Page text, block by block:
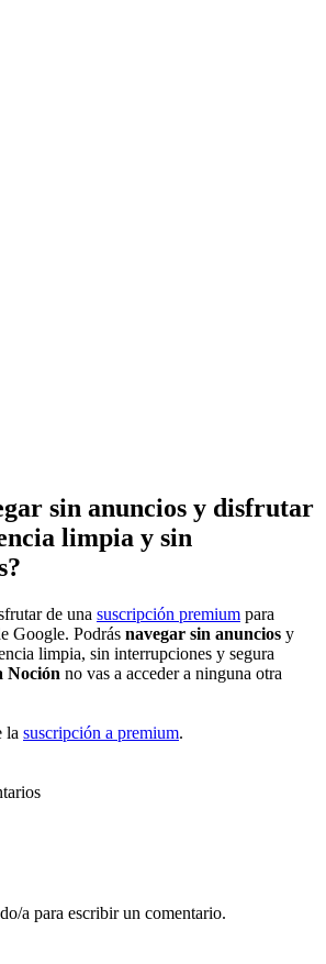
sin anuncios y disfrutar
limpia y sin
de una suscripción premium para
Google. Podrás navegar sin anuncios y
limpia, sin interrupciones y segura
Noción no vas a acceder a ninguna otra
la suscripción a premium.
a para escribir un comentario.